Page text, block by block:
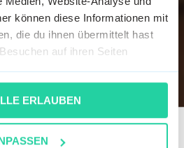
können diese Informationen mit
die du ihnen übermittelt hast
auf ihren Seiten
ERLAUBEN